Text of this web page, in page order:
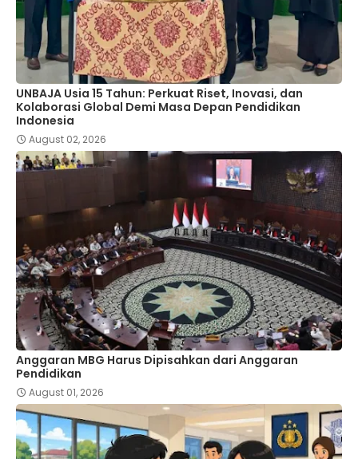
UNBAJA Usia 15 Tahun: Perkuat Riset, Inovasi, dan
Kolaborasi Global Demi Masa Depan Pendidikan
Indonesia
August 02, 2026
Anggaran MBG Harus Dipisahkan dari Anggaran
Pendidikan
August 01, 2026